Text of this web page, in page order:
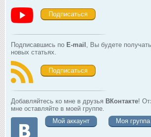
Подписаться
Подписавшись по E-mail , Вы будете
новых статьях.
Подписаться
Добавляйтесь ко мне в друзья ВКонтакте!
мне оставляйте в моей группе.
Мой аккаунт
Моя группа